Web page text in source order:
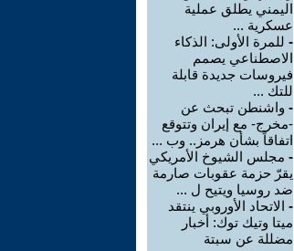
اليمني يطلق عملية
عسكرية ...
- للمرة الأولى: الذكاء
الاصطناعي يصمم
فيروسات جديدة قابلة
للتك ...
- واشنطن تبحث عن
-مخرج- مع إيران وتتوقع
اتفاقاً بشأن هرمز.. وب ...
- مجلس الشيوخ الأمريكي
يقرّ حزمة عقوبات صارمة
ضد روسيا ويتيح ل ...
- الاتحاد الأوروبي ينتقد
ميتا وتيك توك: أخبار
مضللة عن سبتة